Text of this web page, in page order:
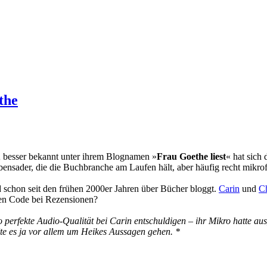
besser bekannt unter ihrem Blognamen »Frau Goethe liest« hat sich
die die Buchbranche am Laufen hält, aber häufig recht
seit den frühen 2000er Jahren über Bücher bloggt. Carin und
Code bei Rezensionen?
Audio-Qualität bei Carin entschuldigen – ihr Mikro hatte
es ja vor allem um Heikes Aussagen gehen. *